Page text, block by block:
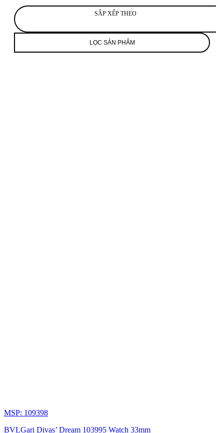
SẮP XẾP THEO
LỌC SẢN PHẨM
MSP: 109398
BVLGari Divas’ Dream 103995 Watch 33mm